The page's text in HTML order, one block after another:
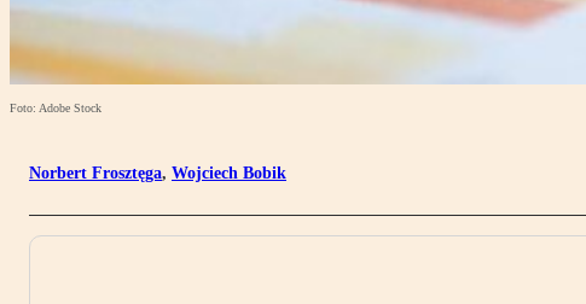
Foto: Adobe Stock
Norbert Frosztęga, Wojciech Bobik